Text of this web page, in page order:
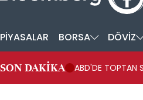
PİYASALAR BORSA DÖVİZ
SON DAKİKA ABD'DE TOPTAN